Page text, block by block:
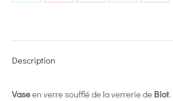
Description
Vaseen verre soufflé de la verrerie de Biot.